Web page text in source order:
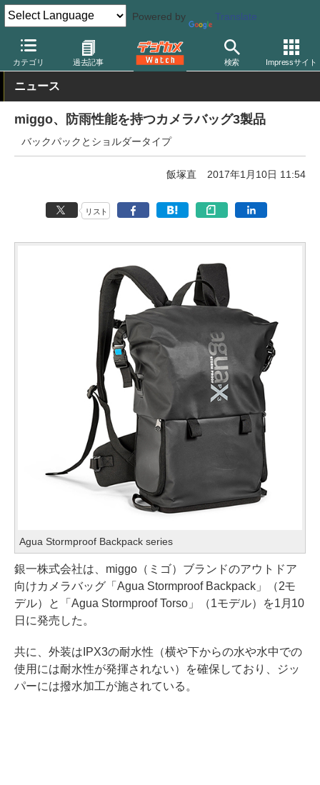
Powered by Translate
カテゴリ 過去記事 検索 Impressサイト
デジカメ Watch 撮影用品 カメラバッグ その他
ニュース
miggo、防雨性能を持つカメラバッグ3製品
バックパックとショルダータイプ
飯塚直 2017年1月10日 11:54
リスト
Agua Stormproof Backpack series
銀一株式会社は、miggo（ミゴ）ブランドのアウトドア
向けカメラバッグ「Agua Stormproof Backpack」（2モ
デル）と「Agua Stormproof Torso」（1モデル）を1月10
日に発売した。
共に、外装はIPX3の耐水性（横や下からの水や水中での
使用には耐水性が発揮されない）を確保しており、ジッ
パーには撥水加工が施されている。